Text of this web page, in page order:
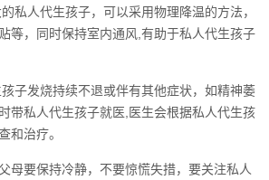
私人代生孩子，可以采用物理降温的方法，
等，同时保持室内通风,有助于私人代生孩子
子发烧持续不退或伴有其他症状，如精神萎
带私人代生孩子就医,医生会根据私人代生孩
和治疗。
母要保持冷静，不要惊慌失措，要关注私人